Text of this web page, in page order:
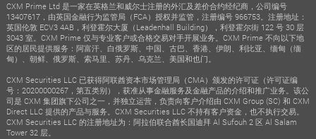
CXM Prime Ltd 是一家在英格兰和威尔士注册的外汇及差价合约经纪商，公司编号
13407617，由英国金融行为监管局（FCA）授权并监管，注册编号 966753。注册地址：
英国伦敦 ECV3 4AB，利登霍尔大厦（Leadenhall Building），利登霍尔街 122 号 30 层
3043 室。CXM Prime 仅与专业客户或合格交易对手开展业务。CXM Prime 不向以下地
区的居民提供服务：阿富汗、白俄罗斯、中国、古巴、香港、伊朗、利比亚、缅甸（缅
甸）、朝鲜、俄罗斯、索马里、苏丹、乌克兰、美国和也门。
CXM Securities LLC 已获得阿联酋资本市场管理局（CMA）颁发的许可证（许可证编
号：20200000267，第五类别），获准从事金融服务及金融产品的介绍和推广业务。该公
司是 CXM 集团旗下公司之一，并独立运营，负责向客户介绍由 CXM Group (SC) 和 CXM
Direct LLC 提供的产品与服务。CXM Securities LLC 不持有客户资金，也不执行交易。
CXM Securities LLC 的注册地址为：阿拉伯联合酋长国迪拜 Al Sufouh 2 区 Al Salam
Tower 32 层。